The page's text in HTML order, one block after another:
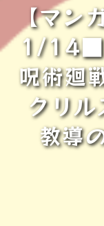
【マン
1/14■
呪術廻
クリ
教導